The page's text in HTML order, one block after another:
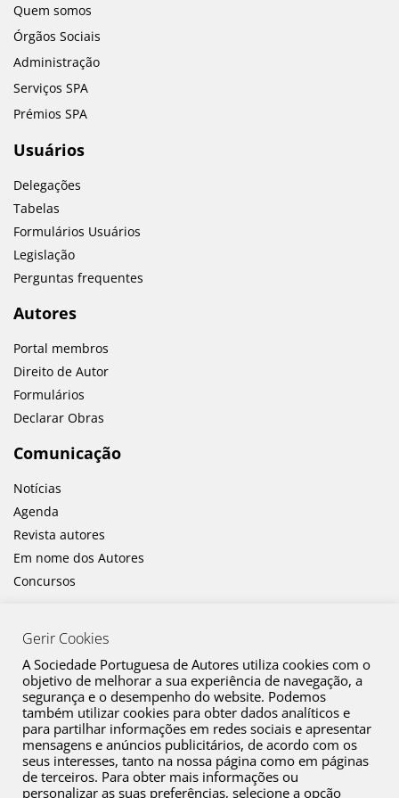
Quem somos
Órgãos Sociais
Administração
Serviços SPA
Prémios SPA
Usuários
Delegações
Tabelas
Formulários Usuários
Legislação
Perguntas frequentes
Autores
Portal membros
Direito de Autor
Formulários
Declarar Obras
Comunicação
Notícias
Agenda
Revista autores
Em nome dos Autores
Concursos
Canal de Denúncia
Plano de Prevenção de Riscos de Corrupção e Infrações Conexas
Política de Privacidade
Gerir Cookies
A Sociedade Portuguesa de Autores utiliza cookies com o
objetivo de melhorar a sua experiência de navegação, a
segurança e o desempenho do website. Podemos
também utilizar cookies para obter dados analíticos e
para partilhar informações em redes sociais e apresentar
mensagens e anúncios publicitários, de acordo com os
seus interesses, tanto na nossa página como em páginas
de terceiros. Para obter mais informações ou
personalizar as suas preferências, selecione a opção